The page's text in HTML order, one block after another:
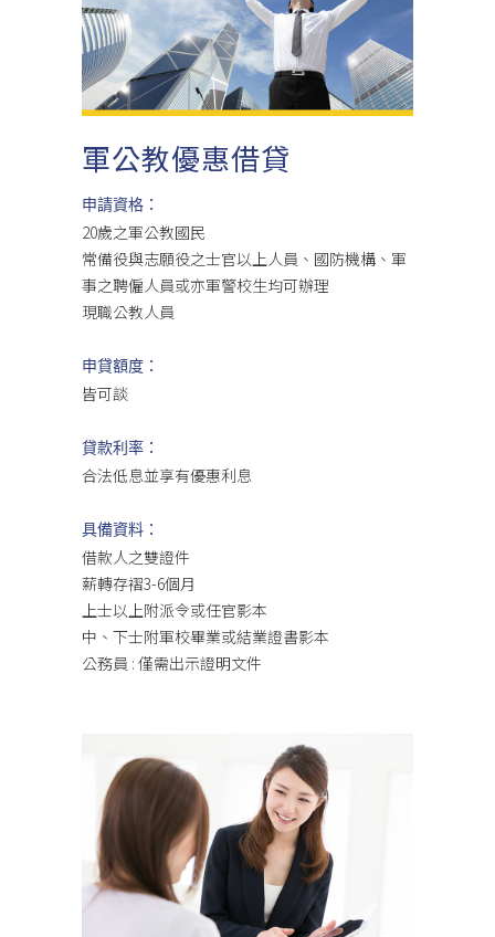
軍公教優惠借貸
申請資格：
20歲之軍公教國民
常備役與志願役之士官以上人員、國防機構、軍
事之聘僱人員或亦軍警校生均可辦理
現職公教人員
申貸額度：
皆可談
貸款利率：
合法低息並享有優惠利息
具備資料：
借款人之雙證件
薪轉存褶3-6個月
上士以上附派令或任官影本
中、下士附軍校畢業或結業證書影本
公務員 : 僅需出示證明文件